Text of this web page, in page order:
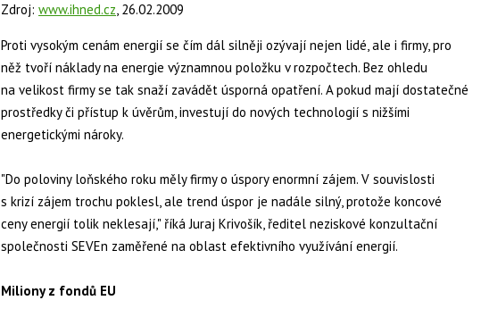
Zdroj: www.ihned.cz, 26.02.2009
Proti vysokým cenám energií se čím dál silněji ozývají nejen lidé, ale i firmy, pro
něž tvoří náklady na energie významnou položku v rozpočtech. Bez ohledu
na velikost firmy se tak snaží zavádět úsporná opatření. A pokud mají dostatečné
prostředky či přístup k úvěrům, investují do nových technologií s nižšími
energetickými nároky.
"Do poloviny loňského roku měly firmy o úspory enormní zájem. V souvislosti
s krizí zájem trochu poklesl, ale trend úspor je nadále silný, protože koncové
ceny energií tolik neklesají," říká Juraj Krivošík, ředitel neziskové konzultační
společnosti SEVEn zaměřené na oblast efektivního využívání energií.
Miliony z fondů EU